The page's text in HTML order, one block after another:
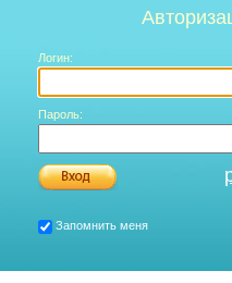
Логин:
Пароль:
Запомнить меня